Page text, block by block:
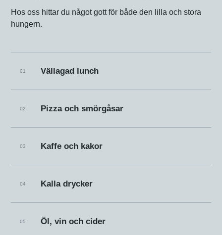
Hos oss hittar du något gott för både den lilla och stora
hungern.
01 Vällagad lunch
02 Pizza och smörgåsar
03 Kaffe och kakor
04 Kalla drycker
05 Öl, vin och cider